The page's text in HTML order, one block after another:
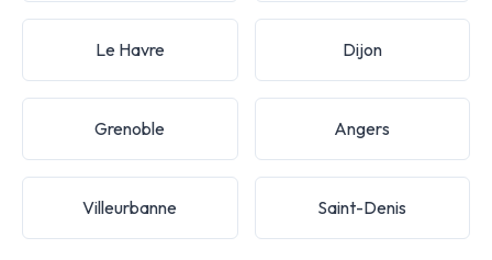
Le Havre Dijon
Grenoble Angers
Villeurbanne Saint-Denis